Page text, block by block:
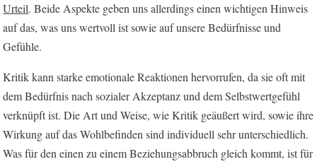
Urteil. Beide Aspekte geben uns allerdings einen wichtigen Hinweis
auf das, was uns wertvoll ist sowie auf unsere Bedürfnisse und
Gefühle.
Kritik kann starke emotionale Reaktionen hervorrufen, da sie oft mit
dem Bedürfnis nach sozialer Akzeptanz und dem Selbstwertgefühl
verknüpft ist. Die Art und Weise, wie Kritik geäußert wird, sowie ihre
Wirkung auf das Wohlbefinden sind individuell sehr unterschiedlich.
Was für den einen zu einem Beziehungsabbruch gleich kommt, ist für